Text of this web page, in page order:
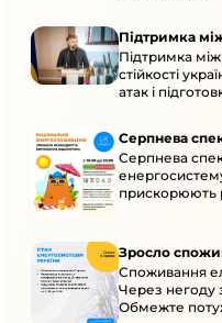
Підтримка
Підтримка
стійкості
атак і
Серпнева
Серпнева
прискорюють
Зросло
Споживання
Через негоду
Обмежте